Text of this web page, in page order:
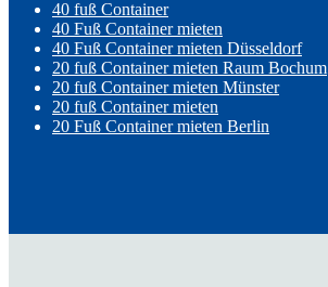
40 fuß Container
40 Fuß Container mieten
40 Fuß Container mieten Düsseldorf
20 fuß Container mieten Raum Bochum
20 fuß Container mieten Münster
20 fuß Container mieten
20 Fuß Container mieten Berlin